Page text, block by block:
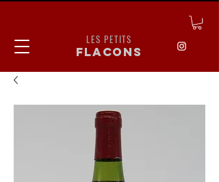
LES PETITS
flacons